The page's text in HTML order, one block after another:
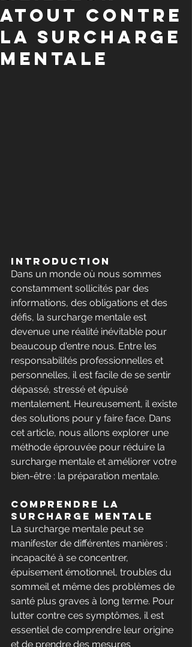
Atout Contre
la Surcharge
Mentale
Introduction
Dans un monde où nous sommes
constamment sollicités par des
informations, des obligations et des
défis, la surcharge mentale est
devenue une réalité inévitable pour
beaucoup d'entre nous. Entre les
responsabilités professionnelles et
personnelles, il est facile de se sentir
dépassé, stressé et épuisé
mentalement. Heureusement, il existe
des solutions pour y faire face. Dans
cet article, nous allons explorer une
méthode éprouvée pour réduire la
surcharge mentale et améliorer votre
bien-être : la préparation mentale.
Comprendre la
Surcharge Mentale
La surcharge mentale peut se
manifester de différentes manières :
incapacité à se concentrer,
épuisement émotionnel, troubles du
sommeil et même des problèmes de
santé plus graves à long terme. Pour
lutter contre ces symptômes, il est
essentiel de comprendre leur origine
et de prendre des mesures